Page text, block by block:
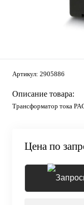
Артикул: 2905886
Описание товара:
Трансформатор тока
Цена по